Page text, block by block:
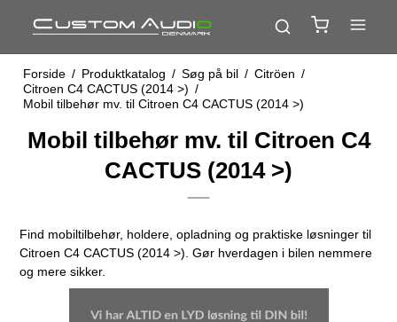
Forside / Produktkatalog / Søg på bil / Citröen /
Citroen C4 CACTUS (2014 >) /
Mobil tilbehør mv. til Citroen C4 CACTUS (2014 >)
Mobil tilbehør mv. til Citroen C4
CACTUS (2014 >)
Find mobiltilbehør, holdere, opladning og praktiske løsninger til
Citroen C4 CACTUS (2014 >). Gør hverdagen i bilen nemmere
og mere sikker.